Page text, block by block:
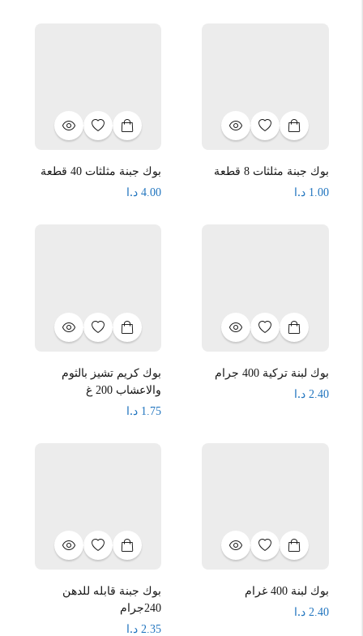
بوك جبنة مثلثات 8 قطعة
1.00 د.ا
بوك جبنة مثلثات 40 قطعة
4.00 د.ا
بوك لبنة تركية 400 جرام
2.40 د.ا
بوك كريم تشيز بالثوم
والاعشاب 200 غ
1.75 د.ا
بوك لبنة 400 غرام
2.40 د.ا
بوك جبنة قابله للدهن
240جرام
2.35 د.ا